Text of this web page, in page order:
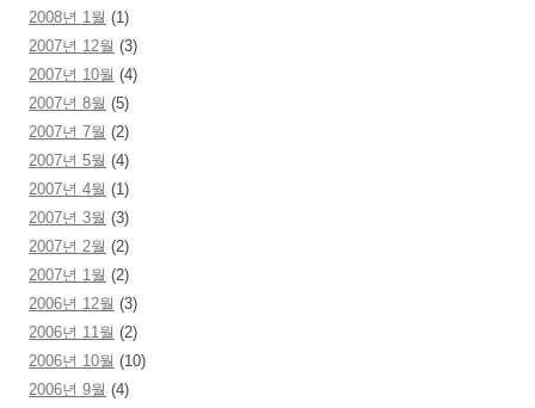
2008년 1월 (1)
2007년 12월 (3)
2007년 10월 (4)
2007년 8월 (5)
2007년 7월 (2)
2007년 5월 (4)
2007년 4월 (1)
2007년 3월 (3)
2007년 2월 (2)
2007년 1월 (2)
2006년 12월 (3)
2006년 11월 (2)
2006년 10월 (10)
2006년 9월 (4)